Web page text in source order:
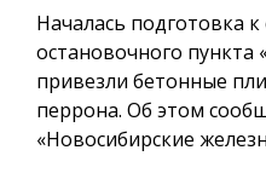
Началась подготовка
остановочного пункта
привезли бетонные
перрона. Об этом
«Новосибирские